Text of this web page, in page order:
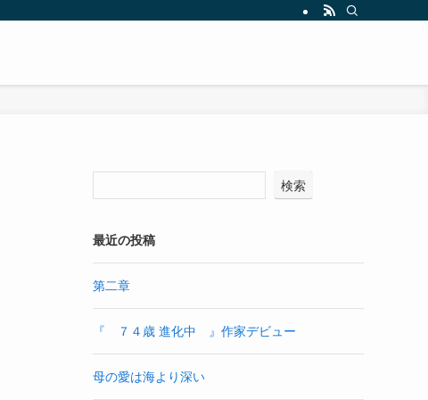
検索
最近の投稿
第二章
『 ７４歳 進化中 』作家デビュー
母の愛は海より深い